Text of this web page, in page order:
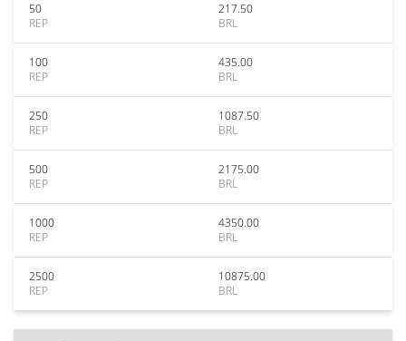
50
REP
217.50
BRL
100
REP
435.00
BRL
250
REP
1087.50
BRL
500
REP
2175.00
BRL
1000
REP
4350.00
BRL
2500
REP
10875.00
BRL